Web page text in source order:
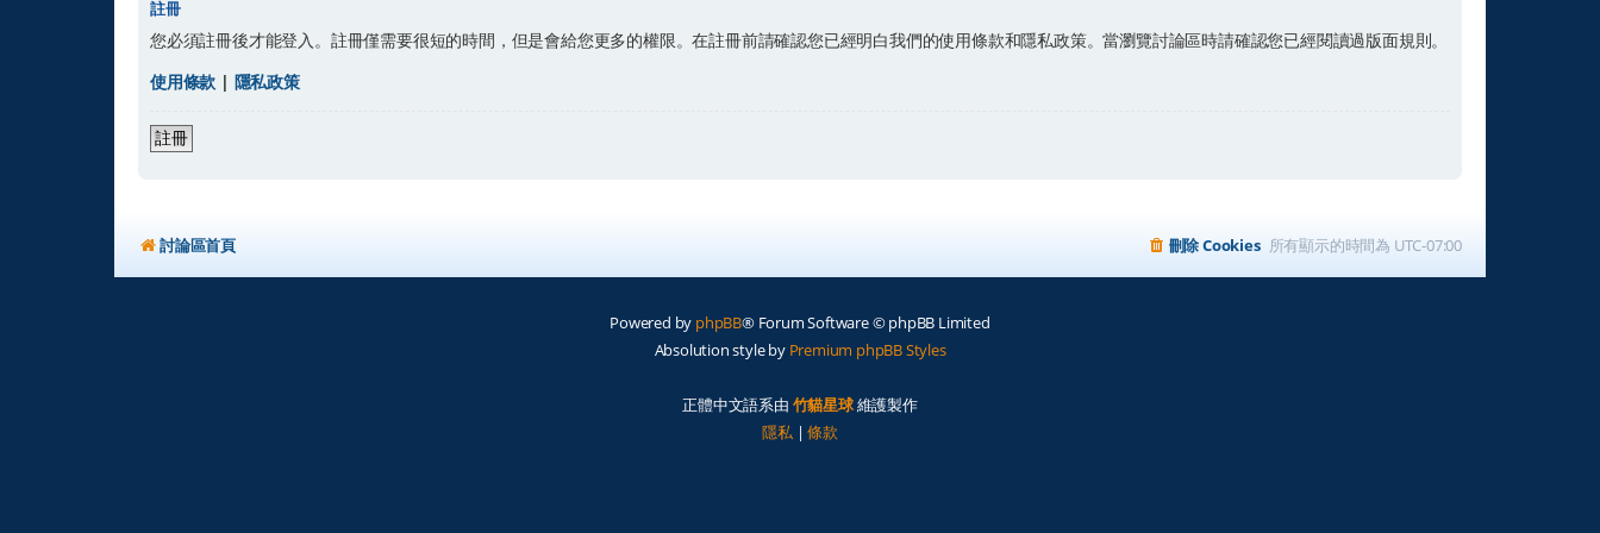
註冊
您必須註冊後才能登入。註冊僅需要很短的時間，但是會給您更多的權限。在註冊前請確認您已經明白我們的使用條款和隱私政策。當瀏覽討論區時請確認您已經閱讀過版面規則。
使用條款 | 隱私政策
註冊
討論區首頁 所有顯示的時間為 UTC-07:00
刪除 Cookies
Powered by phpBB® Forum Software © phpBB Limited
Absolution style by Premium phpBB Styles
正體中文語系由 竹貓星球維護製作
隱私 |條款